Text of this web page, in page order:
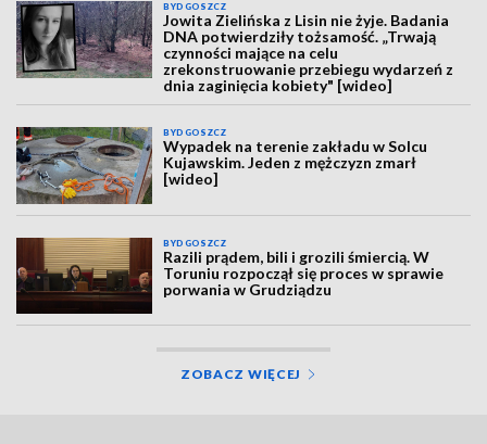
BYDGOSZCZ
Jowita Zielińska z Lisin nie żyje. Badania
DNA potwierdziły tożsamość. „Trwają
czynności mające na celu
zrekonstruowanie przebiegu wydarzeń z
dnia zaginięcia kobiety" [wideo]
BYDGOSZCZ
Wypadek na terenie zakładu w Solcu
Kujawskim. Jeden z mężczyzn zmarł
[wideo]
BYDGOSZCZ
Razili prądem, bili i grozili śmiercią. W
Toruniu rozpoczął się proces w sprawie
porwania w Grudziądzu
ZOBACZ WIĘCEJ